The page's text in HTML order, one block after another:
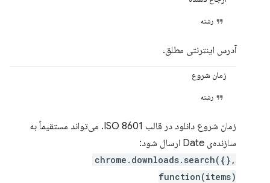
رشته
آدرس اینترنتی مطلق.
زمان شروع
رشته
زمان شروع دانلود در قالب ISO 8601. می‌تواند مستقیماً به
سازنده‌ی Date ارسال شود:
chrome.downloads.search({},
function(items)